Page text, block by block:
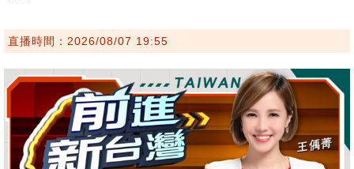
直播時間：2026/08/07 19:55